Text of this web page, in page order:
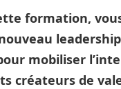
formation,
mobiliser
créateurs de